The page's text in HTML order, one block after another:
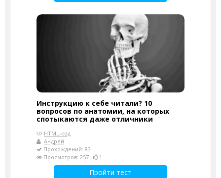
Инструкцию к себе читали? 10
вопросов по анатомии, на которых
спотыкаются даже отличники
HTML-код
Андрей
Прохождений: 83
Просмотров: 257
1
Пройти тест